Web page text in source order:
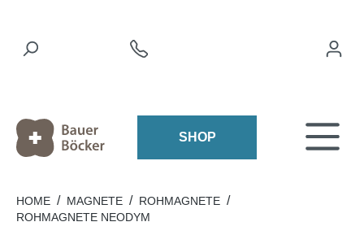
SHOP
HOME / MAGNETE / ROHMAGNETE /
ROHMAGNETE NEODYM